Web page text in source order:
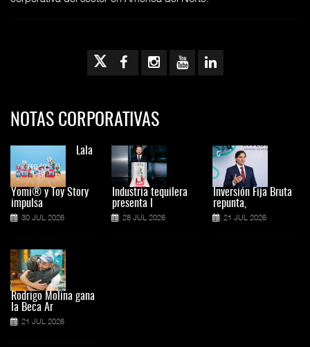
NOTAS CORPORATIVAS
Lala
Yomi® y Toy Story
impulsa
30 JUL 2026
Rodrigo Molina gana
la Beca Ar
21 JUL 2026
Industria tequilera
presenta l
28 JUL 2026
Inversión Fija Bruta
repunta,
21 JUL 2026